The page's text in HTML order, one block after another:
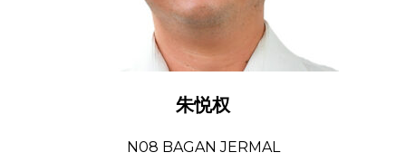
朱悦权
N08 BAGAN JERMAL